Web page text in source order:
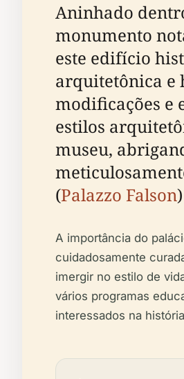
Aninhado
monumento
este edifício
arquitetônica e
modificações e
estilos
museu,
(Palazzo Falson
A importância do
cuidadosamente
imergir no estilo de
vários programas
interessados na